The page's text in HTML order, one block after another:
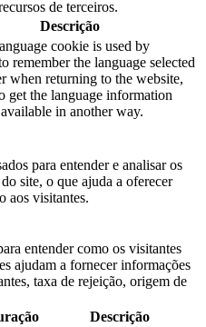
de terceiros.
Descrição
cookie is used by
remember the language selected
when returning to the website,
get the language information
in another way.
para entender e analisar os
site, o que ajuda a oferecer
aos visitantes.
entender como os visitantes
ajudam a fornecer informações
taxa de rejeição, origem de
Descrição